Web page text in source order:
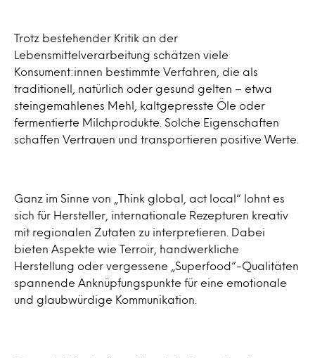
Trotz bestehender Kritik an der
Lebensmittelverarbeitung schätzen viele
Konsument:innen bestimmte Verfahren, die als
traditionell, natürlich oder gesund gelten – etwa
steingemahlenes Mehl, kaltgepresste Öle oder
fermentierte Milchprodukte. Solche Eigenschaften
schaffen Vertrauen und transportieren positive Werte.
Ganz im Sinne von „Think global, act local“ lohnt es
sich für Hersteller, internationale Rezepturen kreativ
mit regionalen Zutaten zu interpretieren. Dabei
bieten Aspekte wie Terroir, handwerkliche
Herstellung oder vergessene „Superfood“-Qualitäten
spannende Anknüpfungspunkte für eine emotionale
und glaubwürdige Kommunikation.